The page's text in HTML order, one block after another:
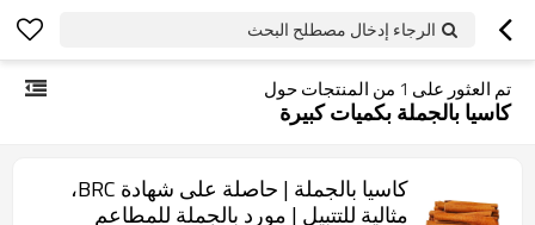
الرجاء إدخال مصطلح البحث
تم العثور على 1 من المنتجات حول
كاسيا بالجملة بكميات كبيرة
كاسيا بالجملة | حاصلة على شهادة BRC،
مثالية للتتبيل | مورد بالجملة للمطاعم